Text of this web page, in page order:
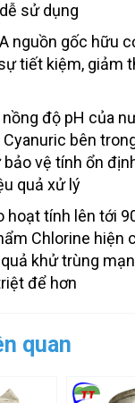
sử dụng
nguồn gốc hữu
tiết kiệm, giảm
độ pH của
bên
bảo vệ tính ổn
quả xử lý
hoạt tính lên tới
Chlorine hiện
khử trùng
để hơn
quan